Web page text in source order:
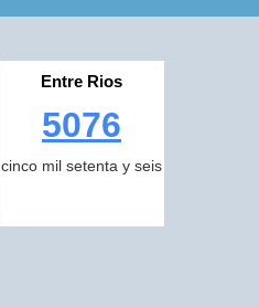
Entre Rios
5076
cinco mil setenta y seis